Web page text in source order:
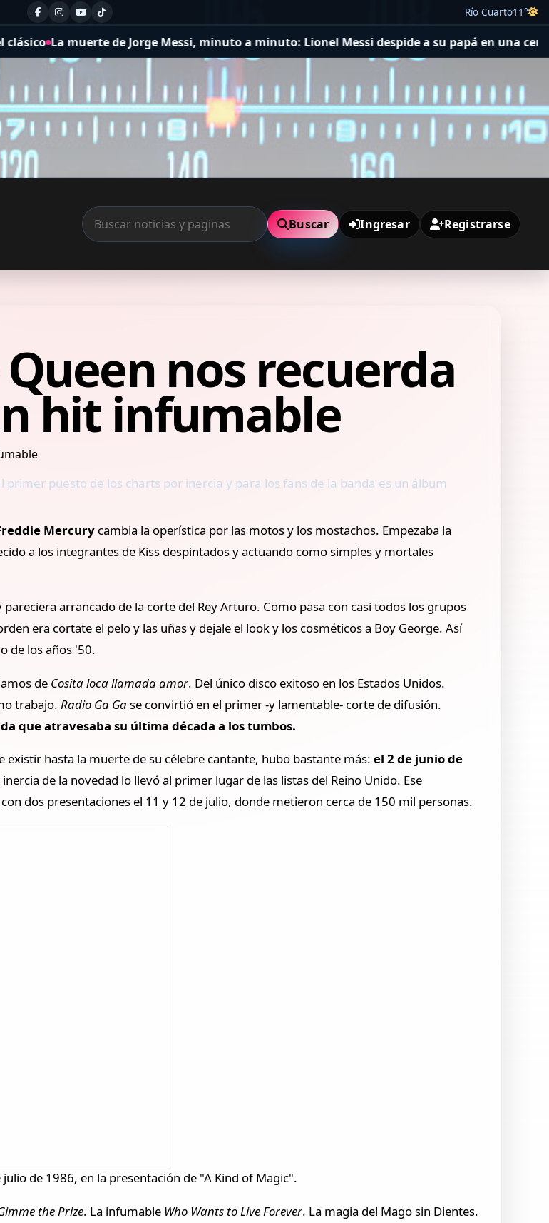
Río Cuarto11°
Jorge Messi, minuto a minuto: Lionel Messi despide a su papá en una ceremonia íntima
Buscar Ingresar Registrarse
nos recuerda
hit infumable
puesto de los charts por inercia y para los fans de la banda es un álbum
Mercury cambia la operística por las motos y los mostachos. Empezaba la
a los integrantes de Kiss despintados y actuando como simples y mortales
arrancado de la corte del Rey Arturo. Como pasa con casi todos los grupos
era cortate el pelo y las uñas y dejale el look y los cosméticos a Boy George. Así
de los años '50.
de Cosita loca llamada amor. Del único disco exitoso en los Estados Unidos.
trabajo. Radio Ga Gase convirtió en el primer -y lamentable- corte de difusión.
que atravesaba su última década a los tumbos.
hasta la muerte de su célebre cantante, hubo bastante más: el 2 de junio de
de la novedad lo llevó al primer lugar de las listas del Reino Unido. Ese
dos presentaciones el 11 y 12 de julio, donde metieron cerca de 150 mil personas.
de 1986, en la presentación de "A Kind of Magic".
the Prize. La infumable Who Wants to LiveForever. La magia del Mago sin Dientes.